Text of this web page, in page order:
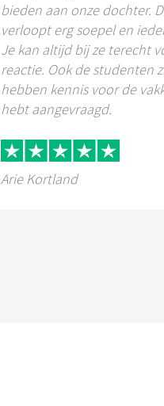
bieden aan onze dochter.
verloopt erg soepel en
Je kan altijd bij ze terecht
reactie. Ook de studenten
hebben kennis voor de
hebt aangevraagd.
Arie Kortland